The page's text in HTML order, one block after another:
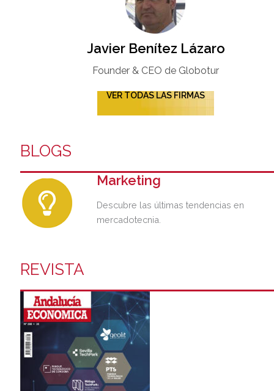
Javier Benítez Lázaro
Founder & CEO de Globotur​
VER TODAS LAS FIRMAS
BLOGS
Marketing
Descubre las últimas tendencias en
mercadotecnia.
REVISTA